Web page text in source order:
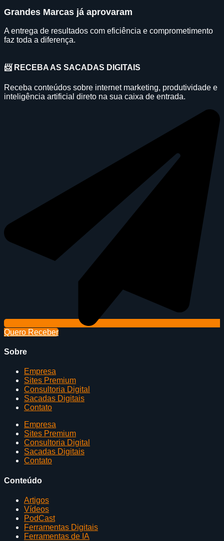
Grandes Marcas já aprovaram
A entrega de resultados com eficiência e comprometimento
faz toda a diferença.
📨 RECEBA AS SACADAS DIGITAIS
Receba conteúdos sobre internet marketing, produtividade e
inteligência artificial direto na sua caixa de entrada.
Quero Receber
Sobre
Empresa
Sites Premium
Consultoria Digital
Sacadas Digitais
Contato
Empresa
Sites Premium
Consultoria Digital
Sacadas Digitais
Contato
Conteúdo
Artigos
Vídeos
PodCast
Ferramentas Digitais
Ferramentas de IA